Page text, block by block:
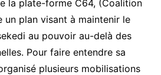
la plate-forme C64, (Coalition
plan visant à maintenir le
au pouvoir au-delà des
Pour faire entendre sa
plusieurs mobilisations